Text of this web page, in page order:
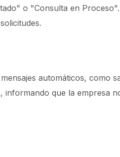
o "Consulta en
automáticos, como
informando que la empresa